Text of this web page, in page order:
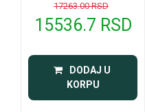
17263.00 RSD
15536.7 RSD
DODAJ U
KORPU